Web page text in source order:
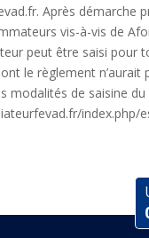
Après démarche
vis-à-vis de
peut être saisi pour
le règlement n’aurait
modalités de saisine
index.php/